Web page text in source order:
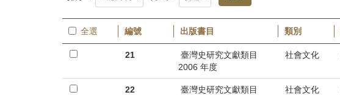
究
所-
首
頁
全選 編號 出版書目 類別
21
臺灣史研究文獻類目
2006 年度
社會文化
22
臺灣史研究文獻類目
社會文化